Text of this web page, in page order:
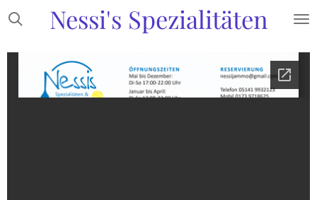
Zum
HauptinhaltNessi's Spezialitäten